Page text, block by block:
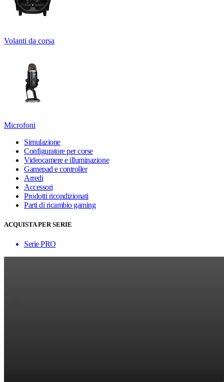
Volanti da corsa
Microfoni
Simulazione
Configuratore per corse
Videocamere e illuminazione
Gamepad e controller
Arredi
Accessori
Prodotti ricondizionati
Parti di ricambio gaming
ACQUISTA PER SERIE
Serie PRO